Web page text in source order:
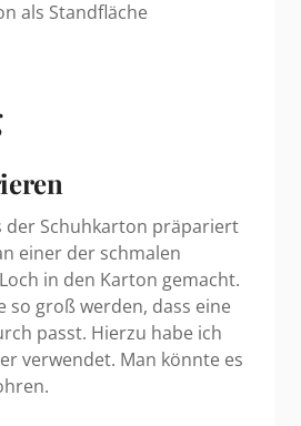
als Standfläche
der Schuhkarton präpariert
einer der schmalen
in den Karton gemacht.
so groß werden, dass eine
passt. Hierzu habe ich
verwendet. Man könnte es